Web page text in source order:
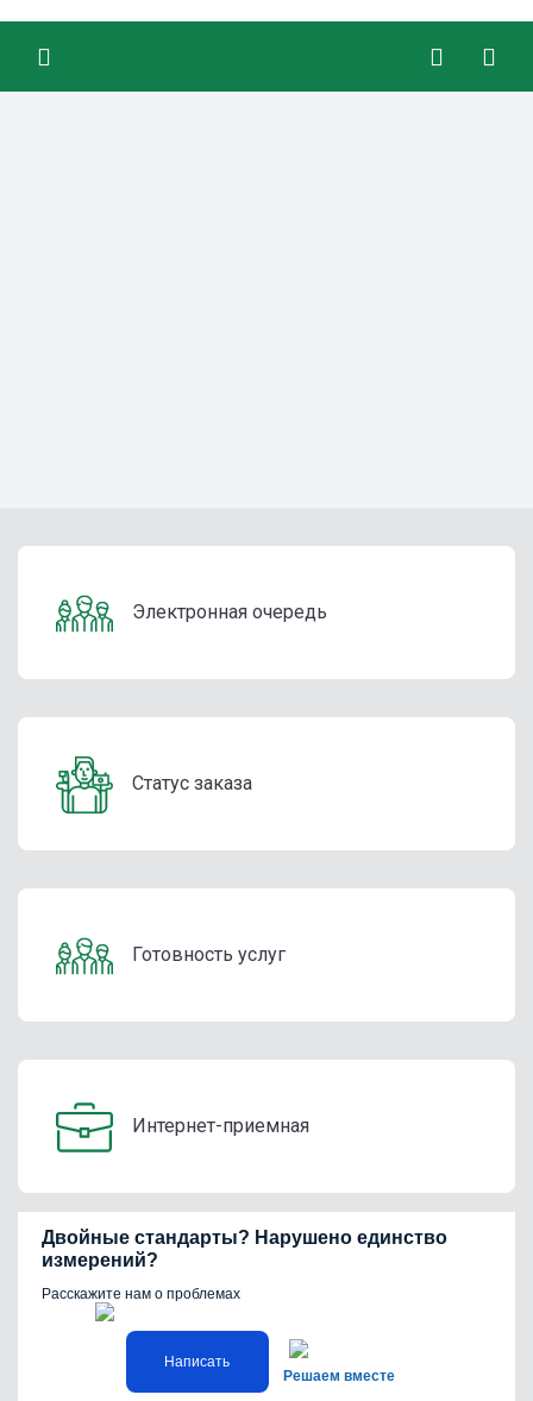
Электронная очередь
Статус заказа
Готовность услуг
Интернет-приемная
Двойные стандарты? Нарушено единство
измерений?
Расскажите нам о проблемах
Написать
Решаем вместе